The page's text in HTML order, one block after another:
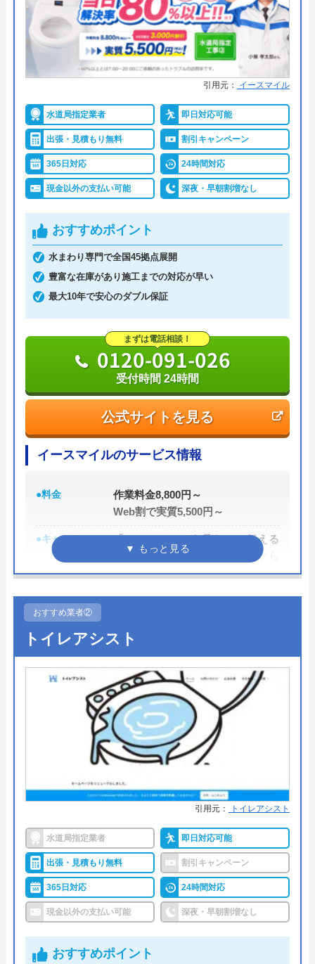
引用元： イースマイル
水道局指定業者 即日対応可能
出張・見積もり無料 割引キャンペーン
365日対応 24時間対応
現金以外の支払い可能 深夜・早朝割増なし
おすすめポイント
水まわり専門で全国45拠点展開
豊富な在庫があり施工までの対応が早い
最大10年で安心のダブル保証
公式サイトを見る
まずは電話相談！
0120-091-026
受付時間 24時間
イースマイルのサービス情報
●料金
作業料金8,800円～
Web割で実質5,500円～
●キャンペーン
「ホームページを見た」と伝える
だけで、WEB割で作業料金から
3,000円割引！
●駆けつけ時間 最短20分
●定休日 年中無休
●出張見積もり 出張・見積もり無料
●支払い方法
現金、銀行振込、モバイル、後払
い決済、クレジットカード
年間25万件、累計500万件の修理交
●保証・保険
工事保証12年・商品保証10年(最
詳細は公式HPでご確認ください
イースマイルがおすすめの理由
イースマイルは対応する自治体で適切な工事ができ
おすすめ業者②
トイレアシスト
引用元： トイレアシスト
水道局指定業者 即日対応可能
出張・見積もり無料 割引キャンペーン
365日対応 24時間対応
現金以外の支払い可能 深夜・早朝割増なし
おすすめポイント